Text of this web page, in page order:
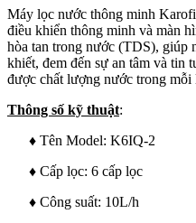
Máy lọc nước thông minh
điều khiển thông minh và màn
hòa tan trong nước (TDS), giúp
khiết, đem đến sự an tâm và tin
được chất lượng nước trong mỗi
Thông số kỹ thuật:
♦ Tên Model: K6IQ-2
♦ Cấp lọc: 6 cấp lọc
♦ Công suất: 10L/h